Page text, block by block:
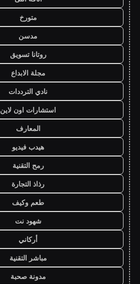
متورخ
مدسن
روتانا تسويق
مجلة الابداع
نادي الترددات
استشارات اون لاين
المعارف
هيدب فيديو
رمح التقنية
رذاذ التجارة
طعم وكيف
شهود نت
أركاني
مباشر التقنية
مدونة صحبة